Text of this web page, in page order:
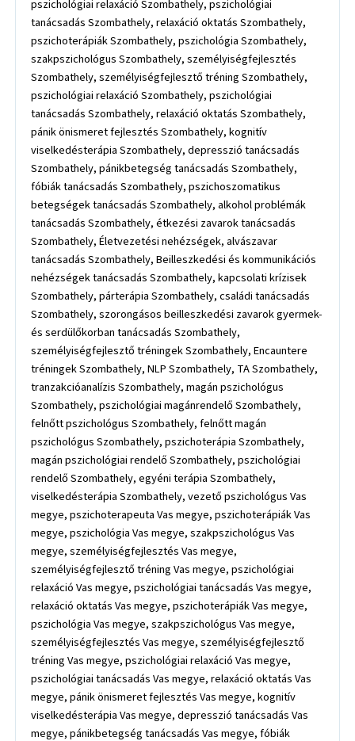
pszichológiai relaxáció Szombathely, pszichológiai
tanácsadás Szombathely, relaxáció oktatás Szombathely,
pszichoterápiák Szombathely, pszichológia Szombathely,
szakpszichológus Szombathely, személyiségfejlesztés
Szombathely, személyiségfejlesztő tréning Szombathely,
pszichológiai relaxáció Szombathely, pszichológiai
tanácsadás Szombathely, relaxáció oktatás Szombathely,
pánik önismeret fejlesztés Szombathely, kognitív
viselkedésterápia Szombathely, depresszió tanácsadás
Szombathely, pánikbetegség tanácsadás Szombathely,
fóbiák tanácsadás Szombathely, pszichoszomatikus
betegségek tanácsadás Szombathely, alkohol problémák
tanácsadás Szombathely, étkezési zavarok tanácsadás
Szombathely, Életvezetési nehézségek, alvászavar
tanácsadás Szombathely, Beilleszkedési és kommunikációs
nehézségek tanácsadás Szombathely, kapcsolati krízisek
Szombathely, párterápia Szombathely, családi tanácsadás
Szombathely, szorongásos beilleszkedési zavarok gyermek-
és serdülőkorban tanácsadás Szombathely,
személyiségfejlesztő tréningek Szombathely, Encauntere
tréningek Szombathely, NLP Szombathely, TA Szombathely,
tranzakcióanalízis Szombathely, magán pszichológus
Szombathely, pszichológiai magánrendelő Szombathely,
felnőtt pszichológus Szombathely, felnőtt magán
pszichológus Szombathely, pszichoterápia Szombathely,
magán pszichológiai rendelő Szombathely, pszichológiai
rendelő Szombathely, egyéni terápia Szombathely,
viselkedésterápia Szombathely, vezető pszichológus Vas
megye, pszichoterapeuta Vas megye, pszichoterápiák Vas
megye, pszichológia Vas megye, szakpszichológus Vas
megye, személyiségfejlesztés Vas megye,
személyiségfejlesztő tréning Vas megye, pszichológiai
relaxáció Vas megye, pszichológiai tanácsadás Vas megye,
relaxáció oktatás Vas megye, pszichoterápiák Vas megye,
pszichológia Vas megye, szakpszichológus Vas megye,
személyiségfejlesztés Vas megye, személyiségfejlesztő
tréning Vas megye, pszichológiai relaxáció Vas megye,
pszichológiai tanácsadás Vas megye, relaxáció oktatás Vas
megye, pánik önismeret fejlesztés Vas megye, kognitív
viselkedésterápia Vas megye, depresszió tanácsadás Vas
megye, pánikbetegség tanácsadás Vas megye, fóbiák